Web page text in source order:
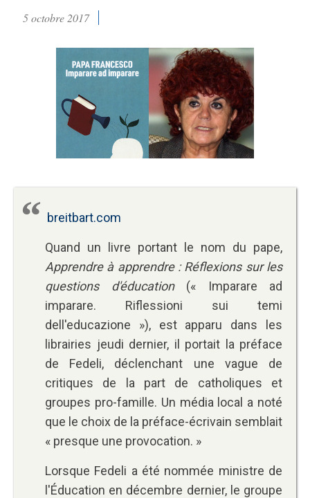
5 octobre 2017
breitbart.com
Quand un livre portant le nom du pape,
Apprendre à apprendre : Réflexions sur les
questions d'éducation(« Imparare ad
imparare. Riflessioni sui temi
dell'educazione »), est apparu dans les
librairies jeudi dernier, il portait la préface
de Fedeli, déclenchant une vague de
critiques de la part de catholiques et
groupes pro-famille. Un média local a noté
que le choix de la préface-écrivain semblait
« presque une provocation. »
Lorsque Fedeli a été nommée ministre de
l'Éducation en décembre dernier, le groupe